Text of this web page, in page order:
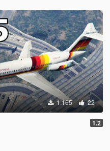
1.165 22
1.2